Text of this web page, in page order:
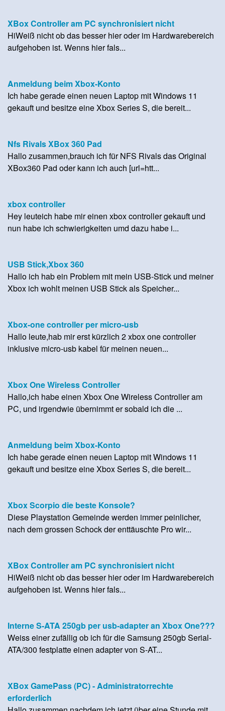
XBox Controller am PC synchronisiert nicht
HiWeiß nicht ob das besser hier oder im Hardwarebereich
aufgehoben ist. Wenns hier fals...
Anmeldung beim Xbox-Konto
Ich habe gerade einen neuen Laptop mit Windows 11
gekauft und besitze eine Xbox Series S, die bereit...
Nfs Rivals XBox 360 Pad
Hallo zusammen,brauch ich für NFS Rivals das Original
XBox360 Pad oder kann ich auch [url=htt...
xbox controller
Hey leuteich habe mir einen xbox controller gekauft und
nun habe ich schwierigkeiten umd dazu habe i...
USB Stick,Xbox 360
Hallo ich hab ein Problem mit mein USB-Stick und meiner
Xbox ich wohlt meinen USB Stick als Speicher...
Xbox-one controller per micro-usb
Hallo leute,hab mir erst kürzlich 2 xbox one controller
inklusive micro-usb kabel für meinen neuen...
Xbox One Wireless Controller
Hallo,ich habe einen Xbox One Wireless Controller am
PC, und irgendwie übernimmt er sobald ich die ...
Anmeldung beim Xbox-Konto
Ich habe gerade einen neuen Laptop mit Windows 11
gekauft und besitze eine Xbox Series S, die bereit...
Xbox Scorpio die beste Konsole?
Diese Playstation Gemeinde werden immer peinlicher,
nach dem grossen Schock der enttäuschte Pro wir...
XBox Controller am PC synchronisiert nicht
HiWeiß nicht ob das besser hier oder im Hardwarebereich
aufgehoben ist. Wenns hier fals...
Interne S-ATA 250gb per usb-adapter an Xbox One???
Weiss einer zufällig ob ich für die Samsung 250gb Serial-
ATA/300 festplatte einen adapter von S-AT...
XBox GamePass (PC) - Administratorrechte
erforderlich